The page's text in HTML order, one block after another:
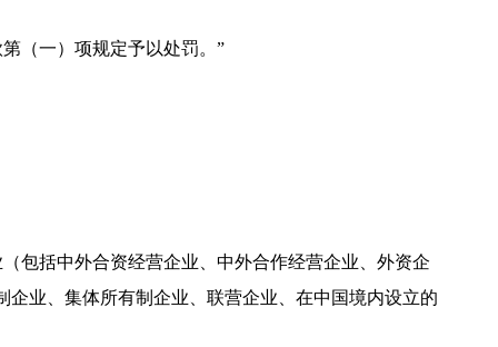
（一）项规定予以处罚。”
包括中外合资经营企业、中外合作经营企业、外资企
业、集体所有制企业、联营企业、在中国境内设立的